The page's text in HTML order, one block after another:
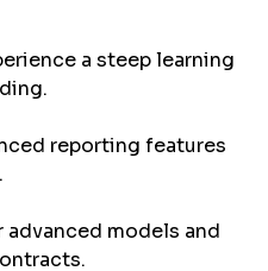
a steep learning
reporting features
models and